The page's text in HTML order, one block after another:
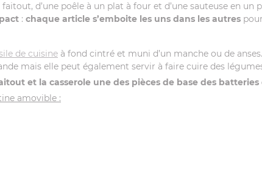
faitout, d’une poêle à un plat à four et d’une sauteuse en
: chaque article s’emboite les uns dans les autres
de cuisine à fond cintré et muni d’un manche ou de
mais elle peut également servir à faire cuire des
et la casserole une des pièces de base des batteries
amovible :